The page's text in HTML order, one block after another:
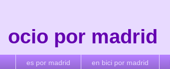
ocio por madrid
es por madrid en bici por madrid